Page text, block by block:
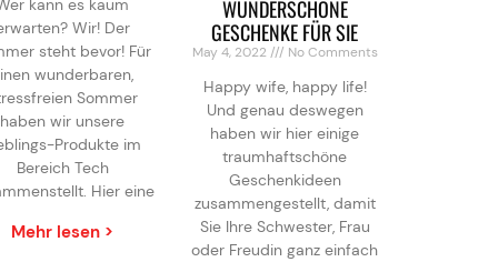
kann es kaum
Wir! Der
steht bevor! Für
wunderbaren,
Sommer
haben wir unsere
Produkte im
Bereich Tech
Hier eine
Mehr lesen >
WUNDERSCHÖNE
GESCHENKE FÜR SIE
May 4, 2022 No Comments
Happy wife, happy life!
Und genau deswegen
haben wir hier einige
traumhaftschöne
Geschenkideen
zusammengestellt, damit
Sie Ihre Schwester, Frau
oder Freudin ganz einfach